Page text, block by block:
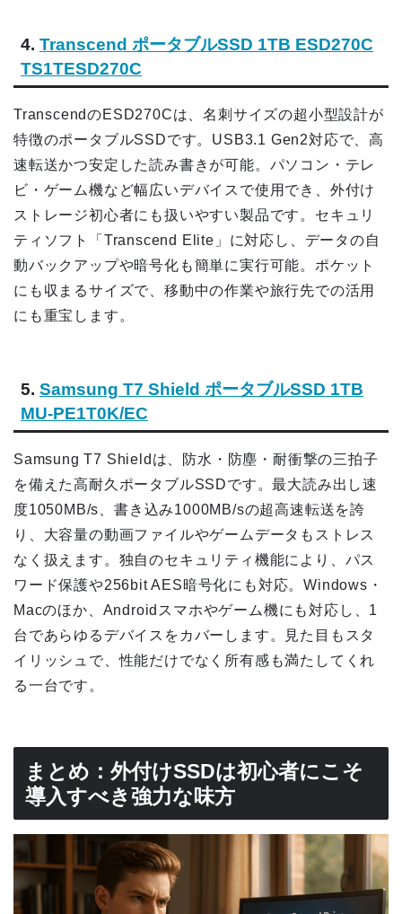
4. Transcend ポータブルSSD 1TB ESD270C
TS1TESD270C
TranscendのESD270Cは、名刺サイズの超小型設計が
特徴のポータブルSSDです。USB3.1 Gen2対応で、高
速転送かつ安定した読み書きが可能。パソコン・テレ
ビ・ゲーム機など幅広いデバイスで使用でき、外付け
ストレージ初心者にも扱いやすい製品です。セキュリ
ティソフト「Transcend Elite」に対応し、データの自
動バックアップや暗号化も簡単に実行可能。ポケット
にも収まるサイズで、移動中の作業や旅行先での活用
にも重宝します。
5. Samsung T7 Shield ポータブルSSD 1TB
MU-PE1T0K/EC
Samsung T7 Shieldは、防水・防塵・耐衝撃の三拍子
を備えた高耐久ポータブルSSDです。最大読み出し速
度1050MB/s、書き込み1000MB/sの超高速転送を誇
り、大容量の動画ファイルやゲームデータもストレス
なく扱えます。独自のセキュリティ機能により、パス
ワード保護や256bit AES暗号化にも対応。Windows・
Macのほか、Androidスマホやゲーム機にも対応し、1
台であらゆるデバイスをカバーします。見た目もスタ
イリッシュで、性能だけでなく所有感も満たしてくれ
る一台です。
まとめ：外付けSSDは初心者にこそ
導入すべき強力な味方